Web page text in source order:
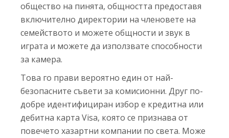
общество на пинята, общността предоставя
включително директории на членовете на
семейството и можете общности и звук в
играта и можете да използвате способности
за камера.
Това го прави вероятно един от най-
безопасните съвети за комисионни. Друг по-
добре идентифициран избор е кредитна или
дебитна карта Visa, която се признава от
повечето хазартни компании по света. Може